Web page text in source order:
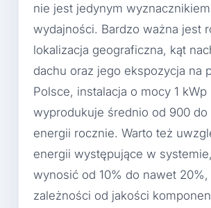
nie jest jedynym
wydajności. Bardzo ważna jest
lokalizacja geograficzna, kąt
dachu oraz jego ekspozycja na
Polsce, instalacja o mocy 1 kWp
wyprodukuje średnio od 900 do
energii rocznie. Warto też
energii występujące w
wynosić od 10% do nawet 20%,
zależności od jakości